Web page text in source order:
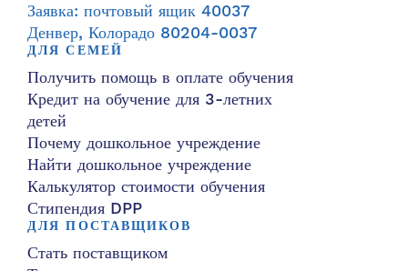
Заявка: почтовый ящик 40037
Денвер, Колорадо 80204-0037
ДЛЯ СЕМЕЙ
Получить помощь в оплате обучения
Кредит на обучение для 3-летних
детей
Почему дошкольное учреждение
Найти дошкольное учреждение
Калькулятор стоимости обучения
Стипендия DPP
ДЛЯ ПОСТАВЩИКОВ
Стать поставщиком